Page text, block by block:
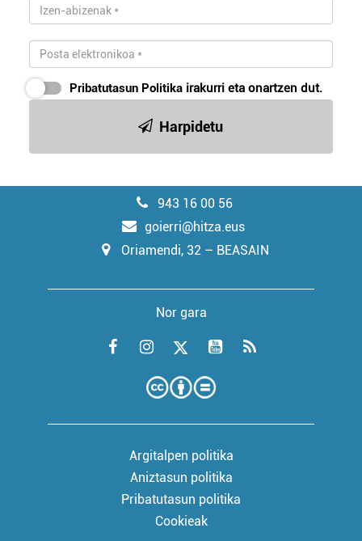
Pribatutasun Politika irakurri eta onartzen dut.
Harpidetu
943 16 00 56
goierri@hitza.eus
Oriamendi, 32 – BEASAIN
Nor gara
Argitalpen politika
Aniztasun politika
Pribatutasun politika
Cookieak